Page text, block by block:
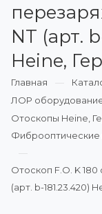
NT (арт.
Heine,
Главная
ЛОР
Отоскопы Heine,
Фиброоптические
Отоскоп F.O. K
(арт. b-181.23.420)